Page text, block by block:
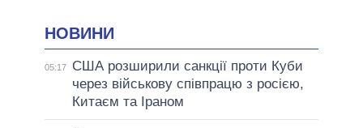
НОВИНИ
05:17
США розширили санкції проти Куби
через військову співпрацю з росією,
Китаєм та Іраном